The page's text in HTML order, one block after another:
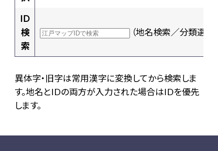
ID
検
索
（地名検索／分類選択
異体字・旧字は常用漢字に変換してから検索しま
す。地名とIDの両方が入力された場合はIDを優先
します。